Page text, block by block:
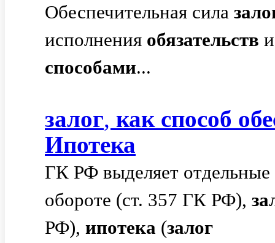
Обеспечительная сила
исполнения обязательств
способами...
залог, как способ
Ипотека
ГК РФ выделяет
обороте (ст. 357 ГК РФ),
РФ), ипотека (залог